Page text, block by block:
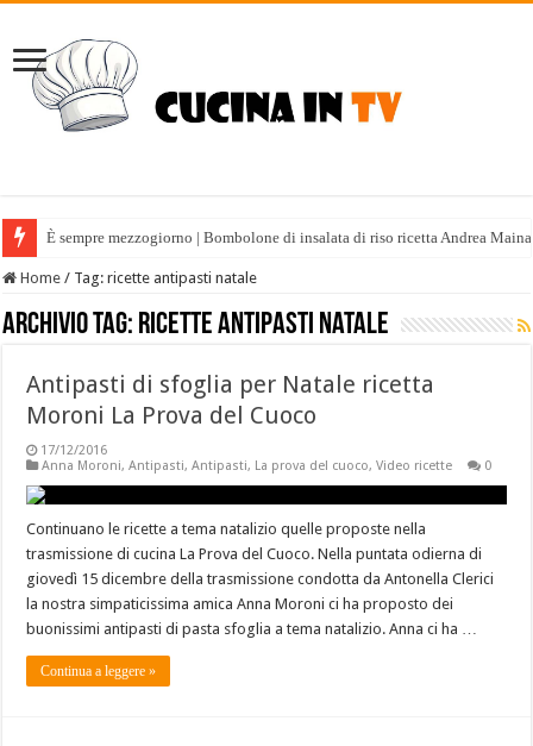
È sempre mezzogiorno | Bombolone di insalata di riso ricetta Andrea
Home / Tag:ricette antipasti natale
Archivio tag: ricette antipasti natale
Antipasti di sfoglia per Natale ricetta
Moroni La Prova del Cuoco
17/12/2016
Anna Moroni,Antipasti,Antipasti, La prova del cuoco,Video ricette 0
Continuano le ricette a tema natalizio quelle proposte nella
trasmissione di cucina La Prova del Cuoco. Nella puntata odierna di
giovedì 15 dicembre della trasmissione condotta da Antonella Clerici
la nostra simpaticissima amica Anna Moroni ci ha proposto dei
buonissimi antipasti di pasta sfoglia a tema natalizio. Anna ci ha …
Continua a leggere »